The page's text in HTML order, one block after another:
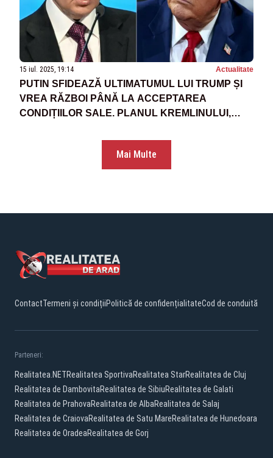
15 iul. 2025, 19:14 Actualitate
PUTIN SFIDEAZĂ ULTIMATUMUL LUI TRUMP ȘI
VREA RĂZBOI PÂNĂ LA ACCEPTAREA
CONDIȚIILOR SALE. PLANUL KREMLINULUI,
Mai Multe
ContactTermeni și condițiiPolitică de confidențialitateCod de conduită
Parteneri:
Realitatea.NETRealitatea SportivaRealitatea StarRealitatea de Cluj
Realitatea de DambovitaRealitatea de SibiuRealitatea de Galati
Realitatea de PrahovaRealitatea de AlbaRealitatea de Salaj
Realitatea de CraiovaRealitatea de Satu MareRealitatea de Hunedoara
Realitatea de OradeaRealitatea de Gorj